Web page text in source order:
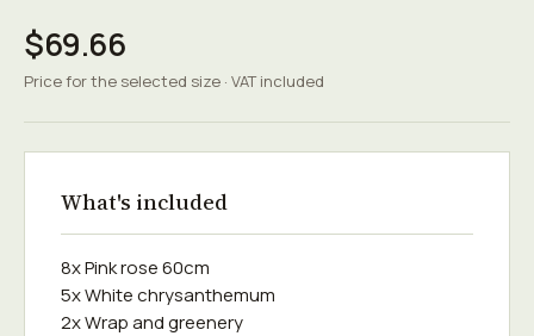
$69.66
Price for the selected size · VAT included
What's included
8x Pink rose 60cm
5x White chrysanthemum
2x Wrap and greenery